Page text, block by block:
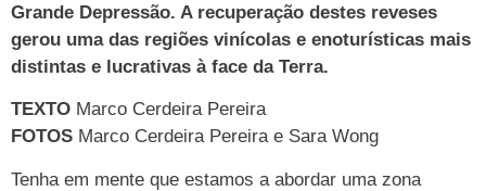
Grande Depressão. A recuperação destes reveses
gerou uma das regiões vinícolas e enoturísticas mais
distintas e lucrativas à face da Terra.
TEXTO Marco Cerdeira Pereira
FOTOS Marco Cerdeira Pereira e Sara Wong
Tenha em mente que estamos a abordar uma zona